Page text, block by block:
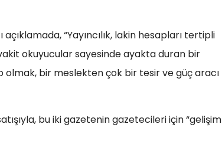
“Yayıncılık, lakin hesapları tertipli
okuyucular sayesinde ayakta duran bir
olmak, bir meslekten çok bir tesir ve güç aracı
bu iki gazetenin gazetecileri için “gelişim